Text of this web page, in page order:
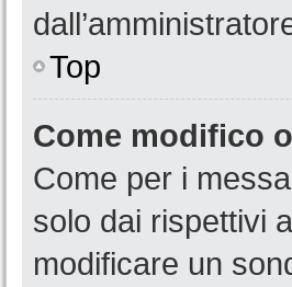
Top
Come modifico
Come per i
solo dai rispettivi
modificare un